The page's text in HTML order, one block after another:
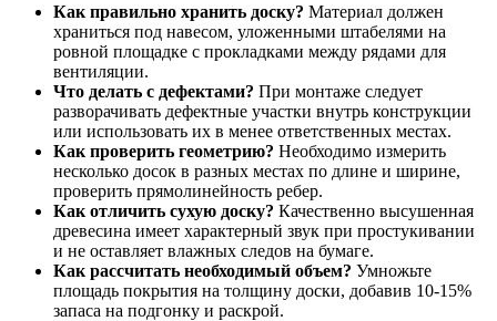
Как правильно хранить доску? Материал должен
храниться под навесом, уложенными штабелями на
ровной площадке с прокладками между рядами для
вентиляции.
Что делать с дефектами? При монтаже следует
разворачивать дефектные участки внутрь конструкции
или использовать их в менее ответственных местах.
Как проверить геометрию? Необходимо измерить
несколько досок в разных местах по длине и ширине,
проверить прямолинейность ребер.
Как отличить сухую доску? Качественно высушенная
древесина имеет характерный звук при простукивании
и не оставляет влажных следов на бумаге.
Как рассчитать необходимый объем? Умножьте
площадь покрытия на толщину доски, добавив 10-15%
запаса на подгонку и раскрой.